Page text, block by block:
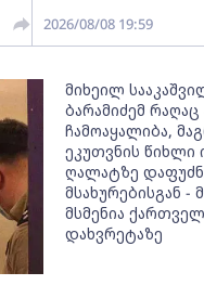
2026/08/08 19:59
მიხეილ
ბარამიძემ
ჩამოაყალიბა,
ეკუთვნის წიხლი
ღალატზე
მსახურებისგან -
მსმენია
დახვრეტაზე